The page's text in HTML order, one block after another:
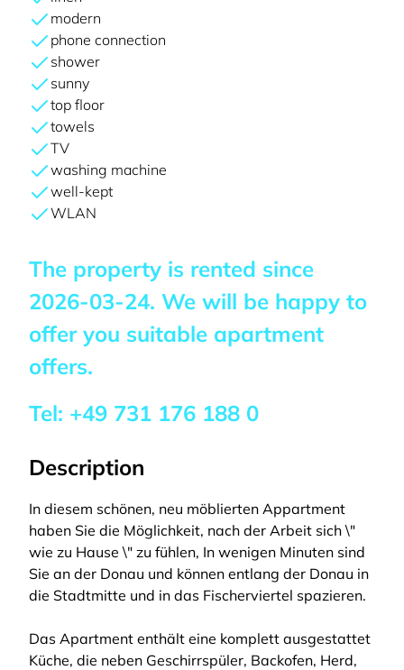
modern
phone connection
shower
sunny
top floor
towels
TV
washing machine
well-kept
WLAN
The property is rented since
2026-03-24. We will be happy to
offer you suitable apartment
offers.
Tel: +49 731 176 188 0
Description
In diesem schönen, neu möblierten Appartment
haben Sie die Möglichkeit, nach der Arbeit sich \"
wie zu Hause \" zu fühlen, In wenigen Minuten sind
Sie an der Donau und können entlang der Donau in
die Stadtmitte und in das Fischerviertel spazieren.
Das Apartment enthält eine komplett ausgestattet
Küche, die neben Geschirrspüler, Backofen, Herd,